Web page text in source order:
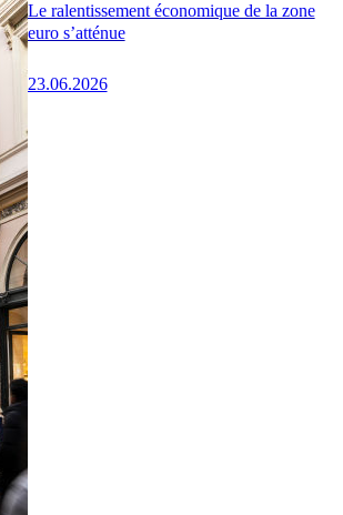
Le ralentissement économique de la zone
euro s’atténue
23.06.2026